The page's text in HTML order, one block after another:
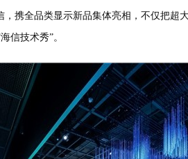
携全品类显示新品集体亮相，不仅把超
信技术秀”。